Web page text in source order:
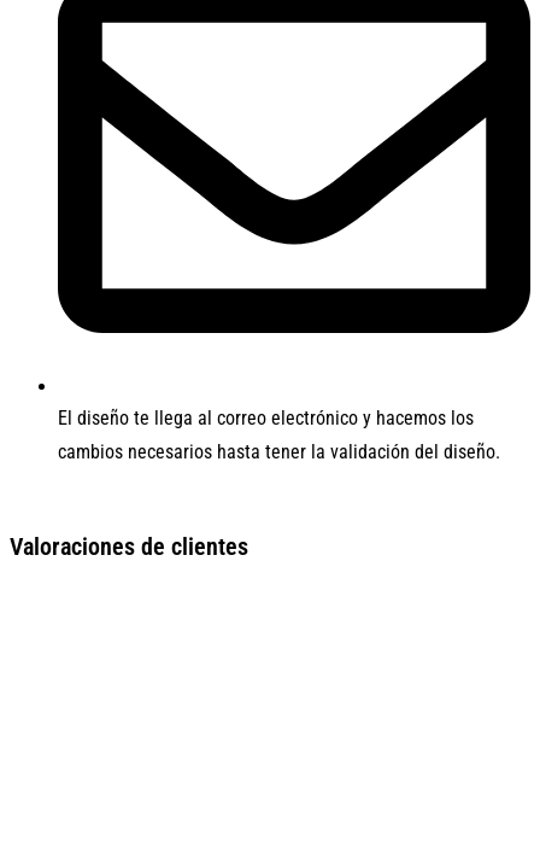
El diseño te llega al correo electrónico y hacemos los
cambios necesarios hasta tener la validación del diseño.
Valoraciones de clientes